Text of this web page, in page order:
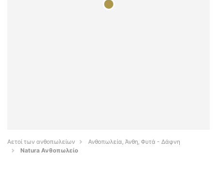
Αετοί των ανθοπωλείων
Ανθοπωλεία, Άνθη, Φυτά - Δάφνη
Natura Ανθοπωλείο